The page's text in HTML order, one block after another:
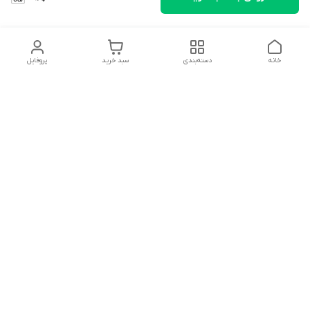
پروفایل سبد خرید دسته‌بندی خانه